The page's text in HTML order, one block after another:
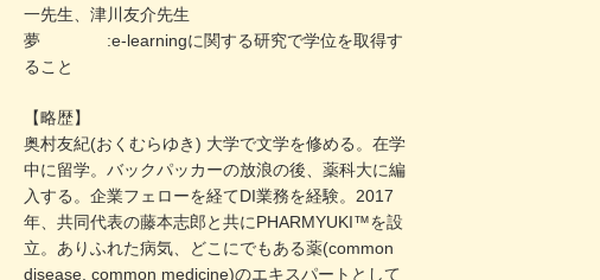
一先生、津川友介先生
夢 :e-learningに関する研究で学位を取得す
ること
【略歴】
奥村友紀(おくむらゆき) 大学で文学を修める。在学
中に留学。バックパッカーの放浪の後、薬科大に編
入する。企業フェローを経てDI業務を経験。2017
年、共同代表の藤本志郎と共にPHARMYUKI™️を設
立。ありふれた病気、どこにでもある薬(common
disease, common medicine)のエキスパートとして